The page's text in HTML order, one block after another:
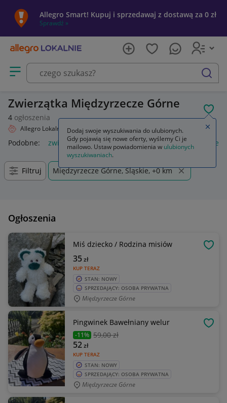
Allegro Smart! Kupuj i sprzedawaj z dostawą za 0 zł
Sprawdź »
Otwórz menu z kategoriami
szukaj
Zwierzątka Międzyrzecze Górne
4 ogłoszenia
Allegro Lokalnie Dziecko Zabawki Maskotki Zwierzątka
Podobne: zwierzątka zwierzątka figurki wyskakujące
Filtruj Międzyrzecze Górne, Śląskie, +0 km
Ogłoszenia
Miś dziecko / Rodzina misiów
KUP TERAZ
35zł
STAN: NOWY
SPRZEDAJĄCY: OSOBA PRYWATNA
Międzyrzecze Górne
Pingwinek Bawełniany welur
-11% 59,00 zł
KUP TERAZ
52zł
STAN: NOWY
SPRZEDAJĄCY: OSOBA PRYWATNA
Międzyrzecze Górne
Dodaj swoje wyszukiwania do ulubionych.
Gdy pojawią się nowe oferty, wyślemy Ci je
mailowo. Ustaw powiadomienia w ulubionych
wyszukiwaniach.